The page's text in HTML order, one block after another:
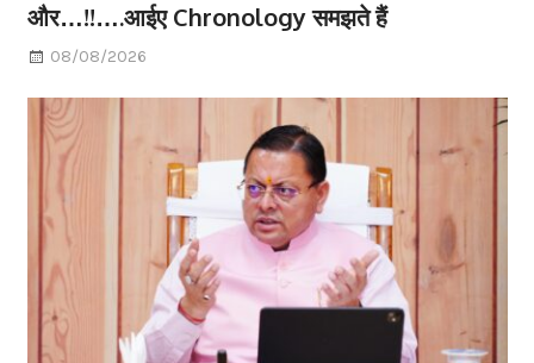
और…!!….आईए Chronology समझते हैं
08/08/2026